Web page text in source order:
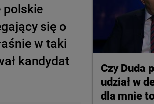
polskie
się o
w taki
kandydat
Czy Duda
udział w
dla mnie